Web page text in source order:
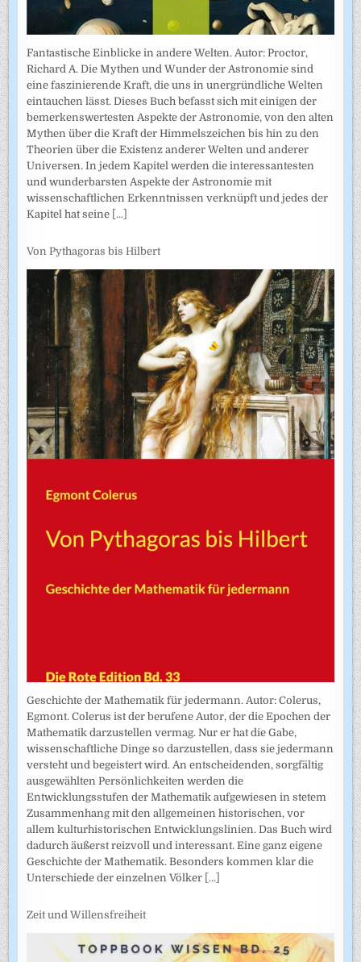
Fantastische Einblicke in andere Welten. Autor: Proctor,
Richard A. Die Mythen und Wunder der Astronomie sind
eine faszinierende Kraft, die uns in unergründliche Welten
eintauchen lässt. Dieses Buch befasst sich mit einigen der
bemerkenswertesten Aspekte der Astronomie, von den alten
Mythen über die Kraft der Himmelszeichen bis hin zu den
Theorien über die Existenz anderer Welten und anderer
Universen. In jedem Kapitel werden die interessantesten
und wunderbarsten Aspekte der Astronomie mit
wissenschaftlichen Erkenntnissen verknüpft und jedes der
Kapitel hat seine [...]
Von Pythagoras bis Hilbert
Geschichte der Mathematik für jedermann. Autor: Colerus,
Egmont. Colerus ist der berufene Autor, der die Epochen der
Mathematik darzustellen vermag. Nur er hat die Gabe,
wissenschaftliche Dinge so darzustellen, dass sie jedermann
versteht und begeistert wird. An entscheidenden, sorgfältig
ausgewählten Persönlichkeiten werden die
Entwicklungsstufen der Mathematik aufgewiesen in stetem
Zusammenhang mit den allgemeinen historischen, vor
allem kulturhistorischen Entwicklungslinien. Das Buch wird
dadurch äußerst reizvoll und interessant. Eine ganz eigene
Geschichte der Mathematik. Besonders kommen klar die
Unterschiede der einzelnen Völker [...]
Zeit und Willensfreiheit